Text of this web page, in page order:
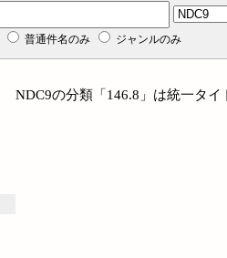
普通件名のみ ジャンルのみ
NDC9の分類「146.8」は統一タ